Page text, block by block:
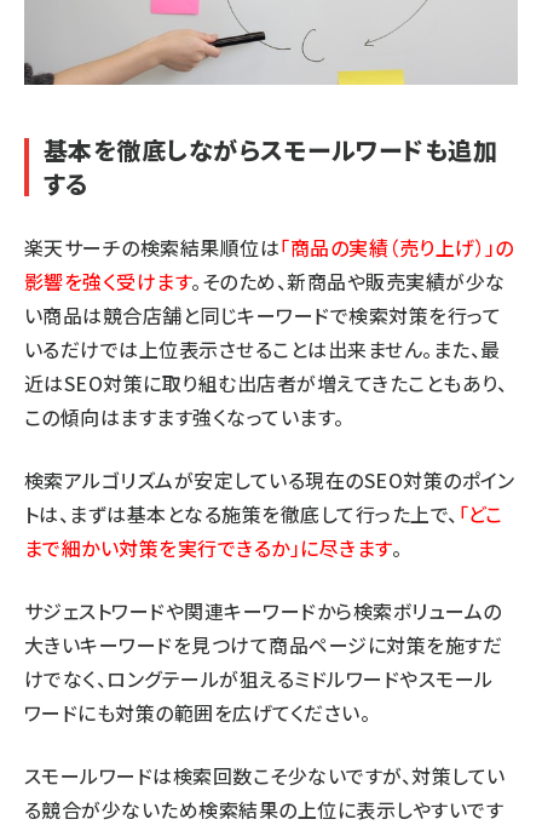
基本を徹底しながらスモールワードも追加
する
楽天サーチの検索結果順位は「商品の実績（売り上げ）」の
影響を強く受けます。そのため、新商品や販売実績が少な
い商品は競合店舗と同じキーワードで検索対策を行って
いるだけでは上位表示させることは出来ません。また、最
近はSEO対策に取り組む出店者が増えてきたこともあり、
この傾向はますます強くなっています。
検索アルゴリズムが安定している現在のSEO対策のポイン
トは、まずは基本となる施策を徹底して行った上で、 「どこ
まで細かい対策を実行できるか」に尽きます。
サジェストワードや関連キーワードから検索ボリュームの
大きいキーワードを見つけて商品ページに対策を施すだ
けでなく、ロングテールが狙えるミドルワードやスモール
ワードにも対策の範囲を広げてください。
スモールワードは検索回数こそ少ないですが、対策してい
る競合が少ないため検索結果の上位に表示しやすいです